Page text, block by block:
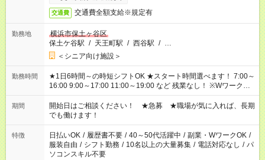
交通費 交通費全額支給※規定有
勤務地
横浜市保土ヶ谷区
保土ケ谷駅 / 天王町駅 / 西谷駅 / …
＜シニア向け施設＞
勤務時間
★1日6時間～の時短シフトOK ★スタート時間選べます！ 7:00～
16:00 9:00～17:00 11:00～19:00 など 残業なし！ ※Wワークの
場合、他のお仕事と合わせ週40時間超の就業はご案内できませ
ん ※法令に基づき、週20時間以上勤務は社会保険への加入対象
となります ※労働者派遣法（日雇い派遣の原則禁止）により、
短時間・短期間の就業はご案内が難しい場合があります
期間
開始日はご相談ください！ ★急募 ★職場が気に入れば、長期
でも働けます！
特徴 日払いOK / 履歴書不要 / 40～50代活躍中 / 副業・WワークOK /
服装自由 / シフト勤務 / 10名以上の大量募集 / 電話対応なし / パ
ソコンスキル不要